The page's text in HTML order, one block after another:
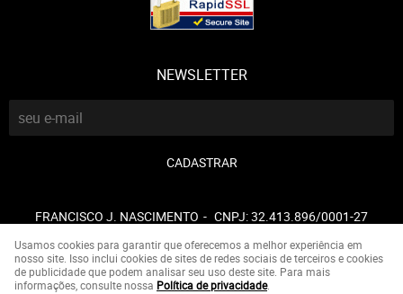
NEWSLETTER
CADASTRAR
FRANCISCO J. NASCIMENTO CNPJ: 32.413.896/0001-27
LOJA VIRTUAL CRIADA POR
Usamos cookies para garantir que oferecemos a melhor experiência em
nosso site. Isso inclui cookies de sites de redes sociais de terceiros e cookies
de publicidade que podem analisar seu uso deste site. Para mais
informações, consulte nossa Política de privacidade.